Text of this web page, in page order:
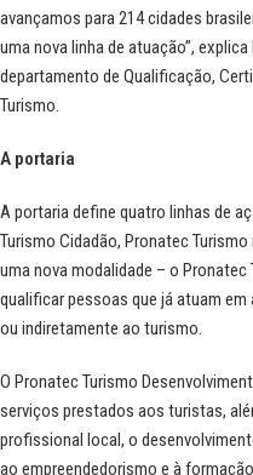
avançamos para 214 cidades
uma nova linha de atuação”,
departamento de Qualificação,
Turismo.
A portaria
A portaria define quatro linhas de
Turismo Cidadão, Pronatec
uma nova modalidade – o
qualificar pessoas que já atuam
ou indiretamente ao turismo.
O Pronatec Turismo
serviços prestados aos turistas,
profissional local, o
ao empreendedorismo e à